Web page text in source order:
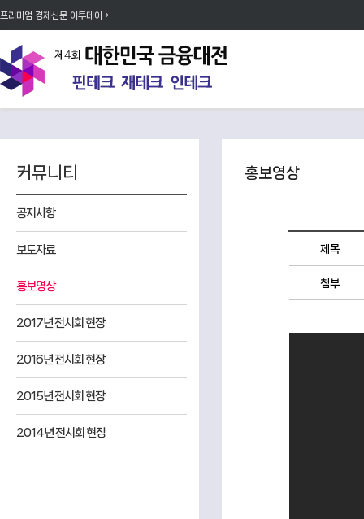
프리미엄 경제신문 이투데이
커뮤니티
공지사항
보도자료
홍보영상
2017년 전시회 현장
2016년 전시회 현장
2015년 전시회 현장
2014년 전시회 현장
홍보영상
제목
첨부